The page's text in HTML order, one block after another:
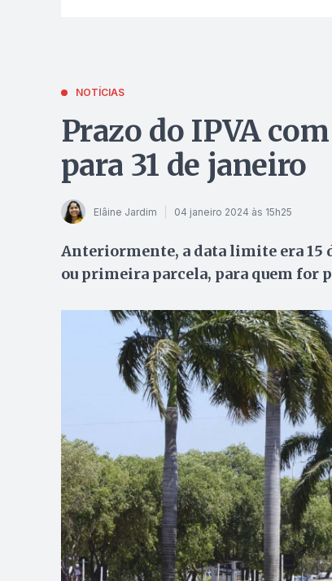
NOTÍCIAS
Prazo do IPVA
para 31 de janeiro
Elâine Jardim 04 janeiro 2024 às 15h25
Anteriormente, a data limite era 15
ou primeira parcela, para quem for